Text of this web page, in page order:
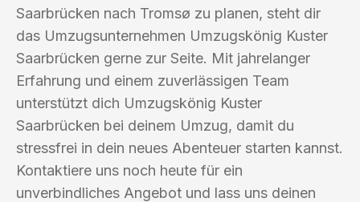
Saarbrücken nach Tromsø zu planen, steht dir
das Umzugsunternehmen Umzugskönig Kuster
Saarbrücken gerne zur Seite. Mit jahrelanger
Erfahrung und einem zuverlässigen Team
unterstützt dich Umzugskönig Kuster
Saarbrücken bei deinem Umzug, damit du
stressfrei in dein neues Abenteuer starten kannst.
Kontaktiere uns noch heute für ein
unverbindliches Angebot und lass uns deinen